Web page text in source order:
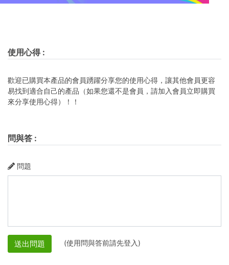
使用心得:
歡迎已購買本產品的會員踴躍分享您的使用心得，讓其他會員更容
易找到適合自己的產品（如果您還不是會員，請加入會員立即購買
來分享使用心得）！！
問與答 :
問題
送出問題 (使用問與答前請先登入)